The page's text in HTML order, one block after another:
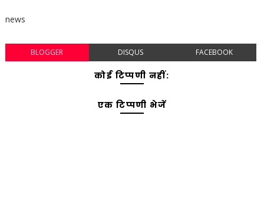
news
BLOGGER DISQUS FACEBOOK
कोई टिप्पणी नहीं:
एक टिप्पणी भेजें